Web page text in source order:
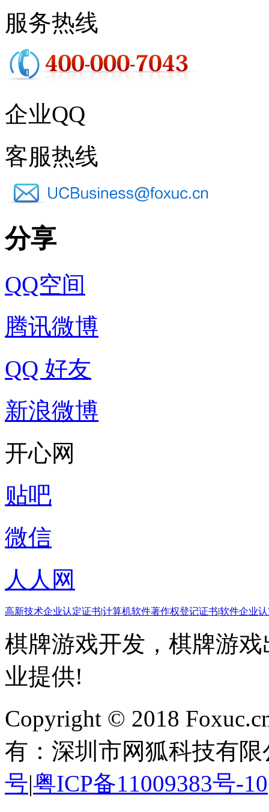
服务热线
企业QQ
客服热线
分享
QQ空间
腾讯微博
QQ 好友
新浪微博
开心网
贴吧
微信
人人网
高新技术企业认定证书|计算机软件著作权登记证书|软件企业
棋牌游戏开发，棋牌游
业提供!
Copyright © 2018
有：深圳市网狐科技有限
号|粤ICP备11009383号-10